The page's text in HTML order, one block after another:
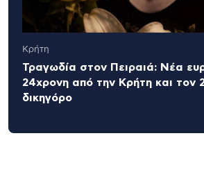
Κρήτη
Τραγωδία στον Πειραιά: Νέα
24χρονη από την Κρήτη και τον
δικηγόρο